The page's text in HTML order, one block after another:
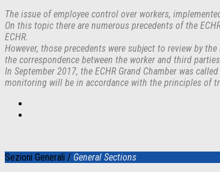
The issue of employee control over workers,
On this topic there are numerous precedents of the
ECHR.
However, those precedents were subject to review by
the correspondence between the worker and third
In September 2017, the ECHR Grand Chamber was
monitoring will be in accordance with the principles of
Sezioni Generali / General Sections